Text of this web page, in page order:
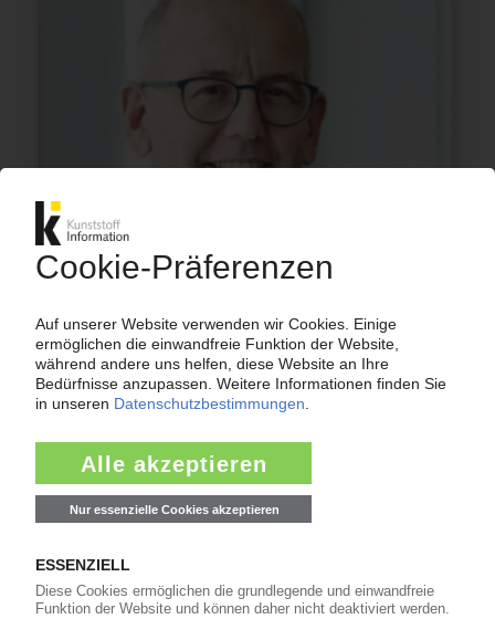
Klaus Ensinger scheidet aus der
Geschäftsführung aus
23.02.2021